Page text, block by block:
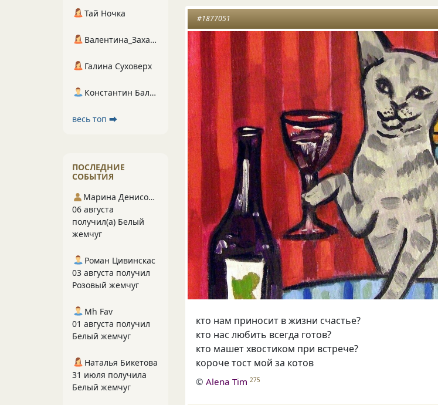
#1877051
кто нам приносит в жизни счастье?
кто нас любить всегда готов?
кто машет хвостиком при встрече?
короче тост мой за котов
©Alena Tim 275
Тай Ночка
Валентина_Захарова
Галина Суховерх
Константин Балухта
весь топ ⮕
ПОСЛЕДНИЕ
СОБЫТИЯ
Марина Денисова 5
06 августа
получил(а) Белый
жемчуг
Роман Цивинскас
03 августа получил
Розовый жемчуг
Mh Fav
01 августа получил
Белый жемчуг
Наталья Бикетова
31 июля получила
Белый жемчуг